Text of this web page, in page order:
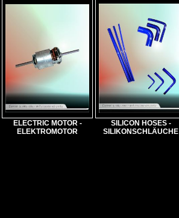
ELECTRIC MOTOR -
ELEKTROMOTOR
SILICON HOSES -
SILIKONSCHLÄUCHE